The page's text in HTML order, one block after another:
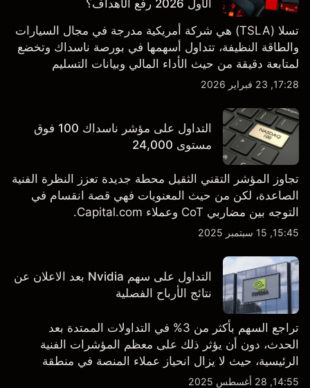
الأول 2026 رفع الأهداف؟
تسلا (TSLA) هي شركة أمريكية مدرجة في مجال السيارات
والطاقة النظيفة، تتداول أسهمها في بورصة ناسداك وتخضع
لمتابعة دقيقة من حيث الأداء المالي وبيانات التسليم
والتطورات في التكنولوجيا والتصنيع. استكشف أهداف أسعار
17:28, 23 فبراير 2026
التداول على مؤشر ناسداك 100 فوق
مستوى 24,000
تجاوز المؤشر التقني الثقيل محطة جديدة تعزز النظرة الفنية
الصاعدة، لكن من حيث المعنويات فهي قصة انقسام في
التوجه بين مضاربي CoT وعملاء Capital.com.
15:45, 15 سبتمبر 2025
التداول على سهم Nvidia بعد الاعلان عن
نتائج الأرباح الفصلية
تراجع السهم بأكثر من 3% في التداولات الممتدة بعد
الحدث، دون أن يؤثر ذلك على معظم المؤشرات الفنية
الرئيسية، حيث لا يزال انحياز عملاء المنصة في منطقة
الشراء المفرط.
14:55, 28 أغسطس 2025